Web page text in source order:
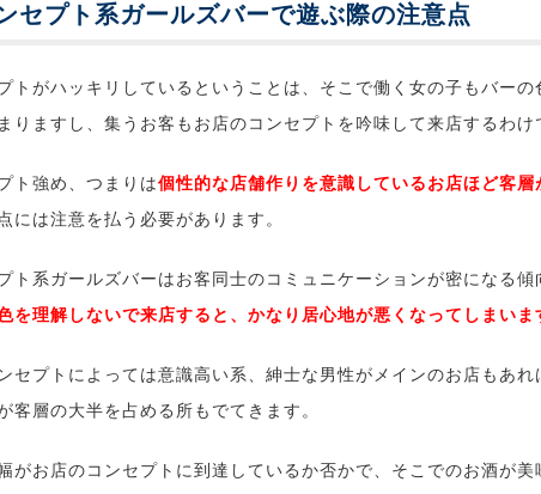
セプト系ガールズバーで遊ぶ際の注意点
トがハッキリしているということは、そこで働く女の子もバーの
りますし、集うお客もお店のコンセプトを吟味して来店するわけ
ト強め、つまりは個性的な店舗作りを意識しているお店ほど客層
には注意を払う必要があります。
ト系ガールズバーはお客同士のコミュニケーションが密になる傾
を理解しないで来店すると、かなり居心地が悪くなってしまいま
セプトによっては意識高い系、紳士な男性がメインのお店もあ
客層の大半を占める所もでてきます。
がお店のコンセプトに到達しているか否かで、そこでのお酒が美